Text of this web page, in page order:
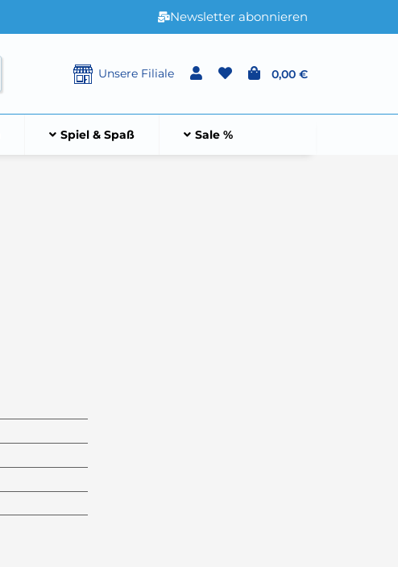
Newsletter abonnieren
Unsere Filiale 0,00 €
Spiel & Spaß Sale %